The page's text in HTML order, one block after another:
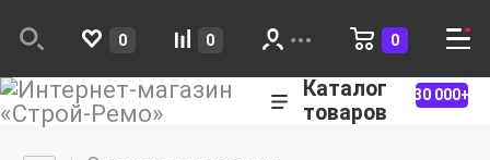
0 0 0
Каталог
товаров
30 000+